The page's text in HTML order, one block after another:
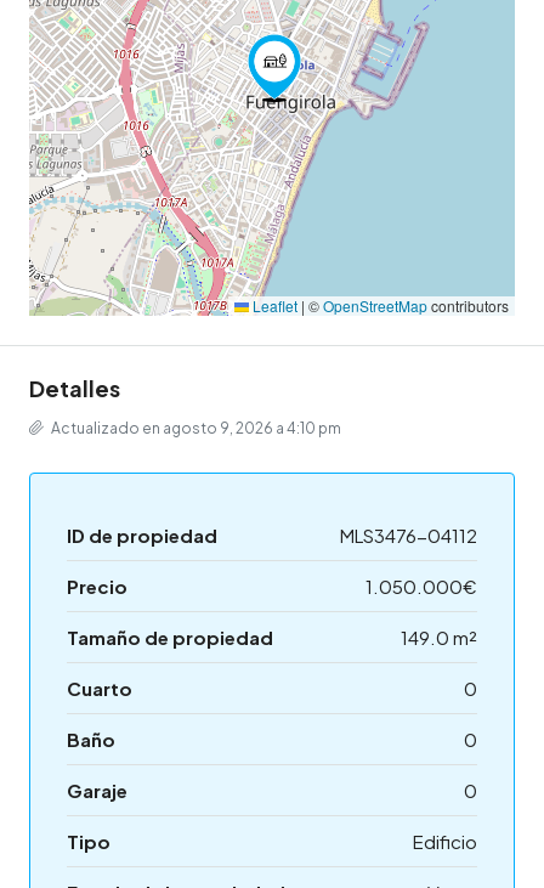
Leaflet | ©OpenStreetMapcontributors
Detalles
Actualizado en agosto 9, 2026 a 4:10 pm
ID de propiedad MLS3476-04112
Precio 1.050.000€
Tamaño de propiedad 149.0 m²
Cuarto 0
Baño 0
Garaje 0
Tipo Edificio